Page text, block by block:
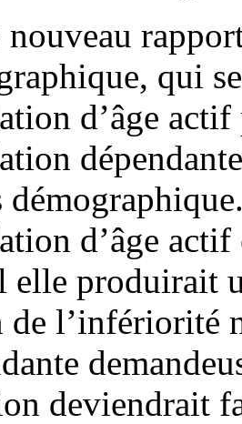
nouveau
qui
d’âge
d’âge
elle produirait
de l’infériorité
deviendrait